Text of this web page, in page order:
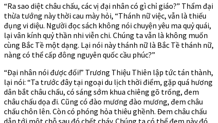
“Ra sao diệt châu chấu, các vị đại nhân có gì chỉ giáo?” Thẩm đại
thừa tướng này thời cau mày hỏi, “Thánh nữ việc, vẫn là thiếu
đụng vi diệu. Người đọc sách không nói chuyện yêu ma quỷ quái,
lại vân kính quỷ thần nhi viễn chi. Chúng ta vẫn là không muốn
cùng Bắc Tề một dạng. Lại nói này thánh nữ là Bắc Tề thánh nữ,
nàng có thể cấp đông nguyên quốc cầu phúc?”
“Đại nhân nói được đối!” Trương Thiệu Thiên lập tức tán thành,
lại nói: “Ta trước đây tại ngoại du lịch thời điểm, gặp quá hương
dân bắt châu chấu, có sáng sớm khua chiêng gõ trống, đem
châu chấu dọa đi. Cũng có đào mương đào mương, đem châu
chấu chôn lên. Còn có phóng hỏa thiêu ghềnh. Đem châu chấu
dẫn tới một chỗ sau đó chết cháy. Chúng ta có thể đem này đó